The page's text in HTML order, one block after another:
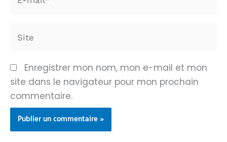
mail*
Enregistrer mon nom, mon e-mail et mon
site dans le navigateur pour mon prochain
commentaire.